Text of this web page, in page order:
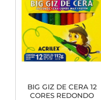
BIG GIZ DE CERA 12
CORES REDONDO